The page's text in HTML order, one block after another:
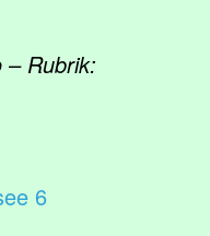
– Rubrik:
6